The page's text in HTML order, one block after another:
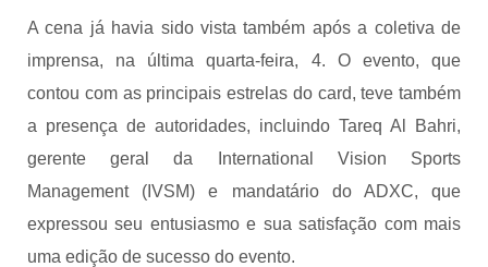
A cena já havia sido vista também após a coletiva de
imprensa, na última quarta-feira, 4. O evento, que
contou com as principais estrelas do card, teve também
a presença de autoridades, incluindo Tareq Al Bahri,
gerente geral da International Vision Sports
Management (IVSM) e mandatário do ADXC, que
expressou seu entusiasmo e sua satisfação com mais
uma edição de sucesso do evento.